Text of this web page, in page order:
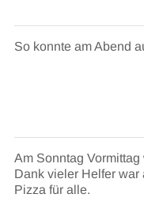
So konnte am Abend
Am Sonntag
Dank vieler Helfer war
Pizza für alle.